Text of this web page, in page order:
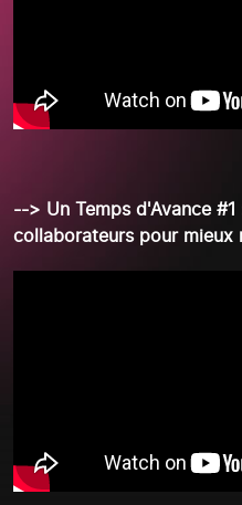
--> Un Temps d'Avance
collaborateurs pour mieux